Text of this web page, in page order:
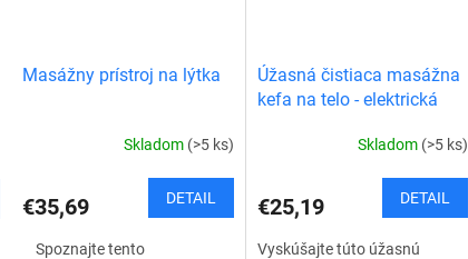
Masážny prístroj na lýtka
Skladom (>5 ks)
€35,69 DETAIL
Spoznajte tento
Úžasná čistiaca masážna
kefa na telo - elektrická
Skladom (>5 ks)
€25,19 DETAIL
Vyskúšajte túto úžasnú